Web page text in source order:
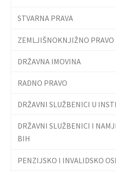
STVARNA PRAVA
ZEMLJIŠNOKNJIŽNO PRAVO
DRŽAVNA IMOVINA
RADNO PRAVO
DRŽAVNI SLUŽBENICI U
DRŽAVNI SLUŽBENICI I
BIH
PENZIJSKO I INVALIDSKO